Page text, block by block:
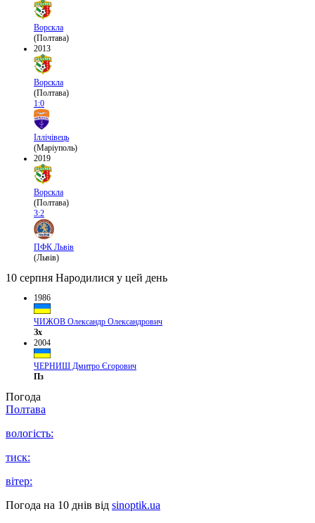
Ворскла
(Полтава)
2013
Ворскла
(Полтава)
1:0
Іллічівець
(Маріуполь)
2019
Ворскла
(Полтава)
3:2
ПФК Львів
(Львів)
10 серпня Народилися у цей день
1986
ЧИЖОВ Олександр Олександрович
Зх
2004
ЧЕРНИШ Дмитро Єгорович
Пз
Погода
Полтава
вологість:
тиск:
вітер:
Погода на 10 днів від sinoptik.ua